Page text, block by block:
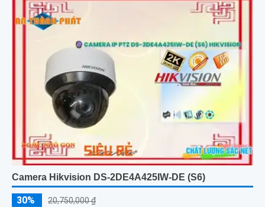
Camera Hikvision DS-2DE4A425IW-DE (S6)
30% 20,750,000 ₫